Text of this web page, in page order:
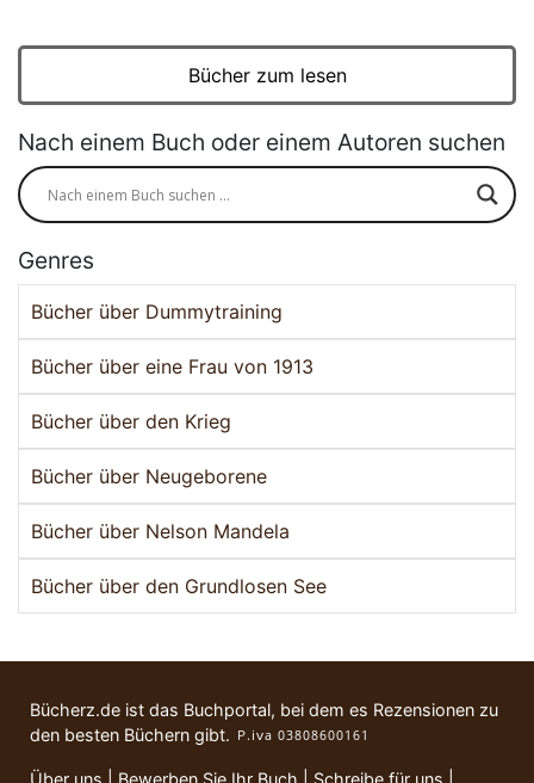
Bücher zum lesen
Nach einem Buch oder einem Autoren suchen
Genres
Bücher über Dummytraining
Bücher über eine Frau von 1913
Bücher über den Krieg
Bücher über Neugeborene
Bücher über Nelson Mandela
Bücher über den Grundlosen See
Bücherz.de ist das Buchportal, bei dem es Rezensionen zu
den besten Büchern gibt.